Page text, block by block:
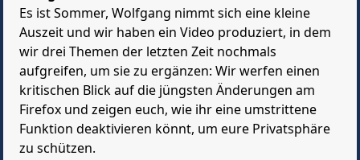
Es ist Sommer, Wolfgang nimmt sich eine kleine
Auszeit und wir haben ein Video produziert, in dem
wir drei Themen der letzten Zeit nochmals
aufgreifen, um sie zu ergänzen: Wir werfen einen
kritischen Blick auf die jüngsten Änderungen am
Firefox und zeigen euch, wie ihr eine umstrittene
Funktion deaktivieren könnt, um eure Privatsphäre
zu schützen.